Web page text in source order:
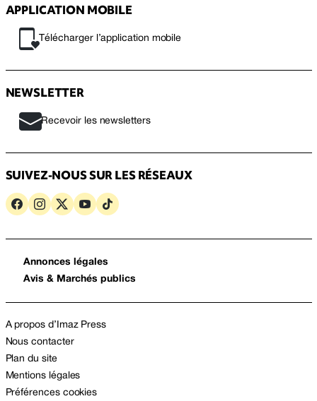
APPLICATION MOBILE
Télécharger l’application mobile
NEWSLETTER
Recevoir les newsletters
SUIVEZ-NOUS SUR LES RÉSEAUX
Annonces légales
Avis & Marchés publics
A propos d’Imaz Press
Nous contacter
Plan du site
Mentions légales
Préférences cookies